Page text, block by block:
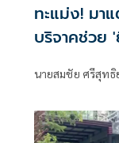
ทะแม่ง! มา
บริจาคช่ว
นายสมชัย ศรีสุทธิ